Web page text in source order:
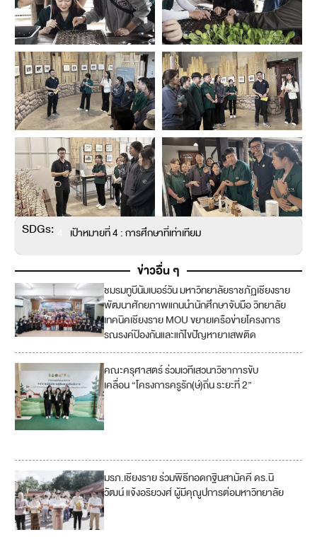
SDGs: เป้าหมายที่ 4 : การศึกษาที่เท่าเทียม
ข่าวอื่น ๆ
ชมรมทูบีนัมเบอร์วัน มหาวิทยาลัยราชภัฏเชียงราย
พัฒนาศักยภาพแกนนำนักศึกษาจับมือ วิทยาลัย
เทคนิคเชียงราย MOU ขยายเครือข่ายโครงการ
รณรงค์ป้องกันและแก้ไขปัญหายาเสพติด
คณะครุศาสตร์ ร่วมเวทีเสวนาวิชาการขับ
เคลื่อน “โครงการครูรัก(ษ์)ถิ่น ระยะที่ 2”
มรภ.เชียงราย ร่วมพิธีทอดกฐินสามัคคี ดร.นิ
วัฒน์ แจ้งอริยวงศ์ ผู้มีคุณูปการต่อมหาวิทยาลัย